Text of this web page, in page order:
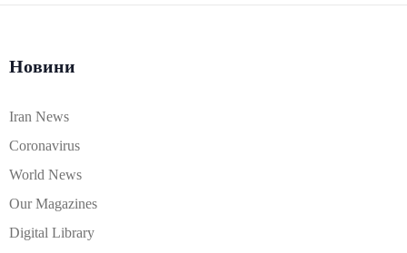
Новини
Iran News
Coronavirus
World News
Our Magazines
Digital Library